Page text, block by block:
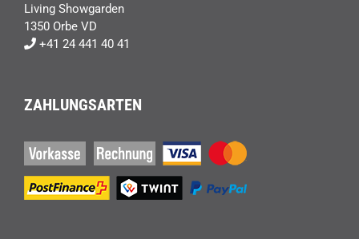
Living Showgarden
1350 Orbe VD
+41 24 441 40 41
ZAHLUNGSARTEN